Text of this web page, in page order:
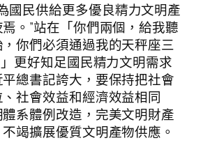
國民供給更多優良精力文明產
。”站在「你們兩個，給我聽
你們必須通過我的天秤座三
更好知足國民精力文明需求
總書記誇大，要保持把社會
社會效益和經濟效益相同
系體例改造，完美文明財產
竭擴展優質文明產物供應。